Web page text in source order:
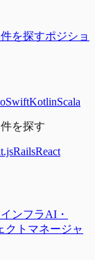
を探すポジショ
SwiftKotlinScala
を探す
RailsReact
インフラAI・
クトマネージャ